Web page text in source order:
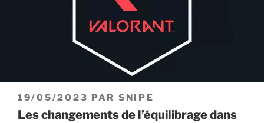
PUBLIÉ
LE
19/05/2023 PAR SNIPE
Les changements de l’équilibrage dans